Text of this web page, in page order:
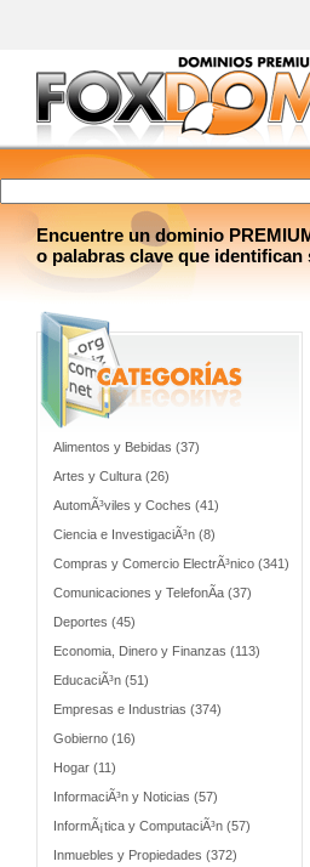
Encuentre un dominio
o palabras clave que
Alimentos y Bebidas (37)
Artes y Cultura (26)
AutomÃ³viles y Coches (41)
Ciencia e InvestigaciÃ³n (8)
Compras y Comercio ElectrÃ³nico (341)
Comunicaciones y TelefonÃ­a (37)
Deportes (45)
Economia, Dinero y Finanzas (113)
EducaciÃ³n (51)
Empresas e Industrias (374)
Gobierno (16)
Hogar (11)
InformaciÃ³n y Noticias (57)
InformÃ¡tica y ComputaciÃ³n (57)
Inmuebles y Propiedades (372)